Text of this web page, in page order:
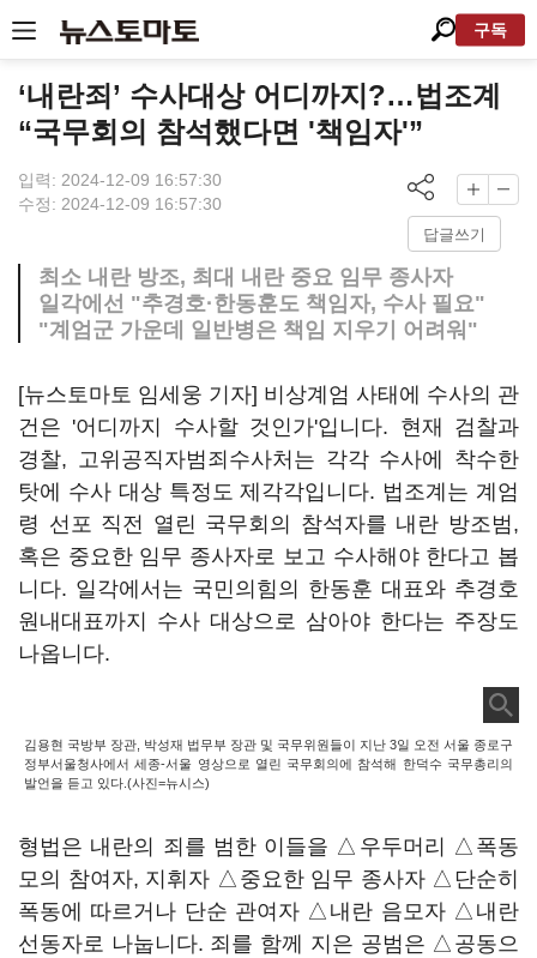
구독
‘내란죄’ 수사대상 어디까지?…법조계
“국무회의 참석했다면 '책임자'”
입력: 2024-12-09 16:57:30
수정: 2024-12-09 16:57:30
답글쓰기
최소 내란 방조, 최대 내란 중요 임무 종사자
일각에선 "추경호·한동훈도 책임자, 수사 필요"
"계엄군 가운데 일반병은 책임 지우기 어려워"
[뉴스토마토 임세웅 기자] 비상계엄 사태에 수사의 관
건은 '어디까지 수사할 것인가'입니다. 현재 검찰과
경찰, 고위공직자범죄수사처는 각각 수사에 착수한
탓에 수사 대상 특정도 제각각입니다. 법조계는 계엄
령 선포 직전 열린 국무회의 참석자를 내란 방조범,
혹은 중요한 임무 종사자로 보고 수사해야 한다고 봅
니다. 일각에서는 국민의힘의 한동훈 대표와 추경호
원내대표까지 수사 대상으로 삼아야 한다는 주장도
나옵니다.
김용현 국방부 장관, 박성재 법무부 장관 및 국무위원들이 지난 3일 오전 서울 종로구
정부서울청사에서 세종-서울 영상으로 열린 국무회의에 참석해 한덕수 국무총리의
발언을 듣고 있다.(사진=뉴시스)
형법은 내란의 죄를 범한 이들을 △우두머리 △폭동
모의 참여자, 지휘자 △중요한 임무 종사자 △단순히
폭동에 따르거나 단순 관여자 △내란 음모자 △내란
선동자로 나눕니다. 죄를 함께 지은 공범은 △공동으